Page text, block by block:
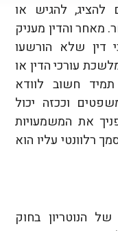
להציג, להגיש או
מאחר והדין מעניק
דין שלא הורשעו
עורכי הדין או
תמיד חשוב לוודא
וככזה יכול
את המשמעויות
רלוונטי עליו הוא
הנוטריון בחוק